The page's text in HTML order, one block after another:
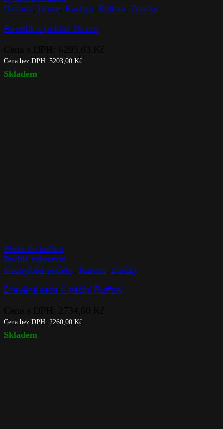
Historia Hrnce Kuchyň Ruffoni Značky
Rendlík s poklicí 16 cm
Cena bez DPH: 5203,00 Kč
Skladem
Přidat do košíku
Rychlé zobrazení
Kuchyňské potřeby, Ruffoni Značky
Dřevěná sada 6 náčíní Ruffoni
Cena bez DPH: 2260,00 Kč
Skladem